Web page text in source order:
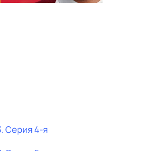
. Серия 4-я